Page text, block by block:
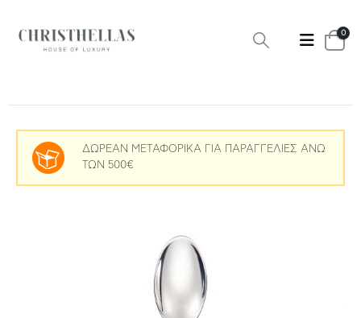
0
ΔΩΡΕΑΝ ΜΕΤΑΦΟΡΙΚΑ ΓΙΑ ΠΑΡΑΓΓΕΛΙΕΣ ΑΝΩ
ΤΩΝ 500€